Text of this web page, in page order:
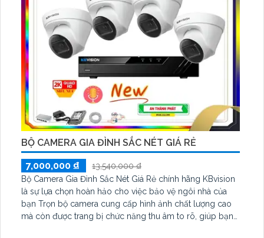
BỘ CAMERA GIA ĐÌNH SẮC NÉT GIÁ RẺ
7,000,000 ₫
13,540,000 ₫
Bộ Camera Gia Đình Sắc Nét Giá Rẻ chính hãng KBvision
là sự lựa chọn hoàn hảo cho việc bảo vệ ngôi nhà của
bạn Trọn bộ camera cung cấp hình ảnh chất lượng cao
mà còn được trang bị chức năng thu âm to rõ, giúp bạn